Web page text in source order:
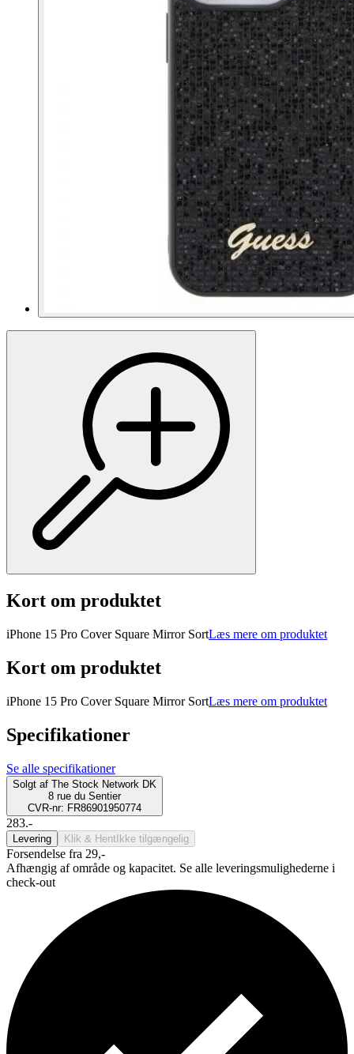
Kort om produktet
iPhone 15 Pro Cover Square Mirror SortLæs mere om produktet
Kort om produktet
iPhone 15 Pro Cover Square Mirror SortLæs mere om produktet
Specifikationer
Se alle specifikationer
Solgt af The Stock Network DK
8 rue du Sentier
CVR-nr: FR86901950774
283.-
Levering Klik & Hent Ikke tilgængelig
Forsendelse fra 29,-
Afhængig af område og kapacitet. Se alle leveringsmulighederne i
check-out